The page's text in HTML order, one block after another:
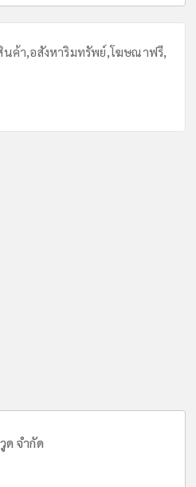
นค้า,อสังหาริมทรัพย์,โฆษณาฟรี,
ด จำกัด